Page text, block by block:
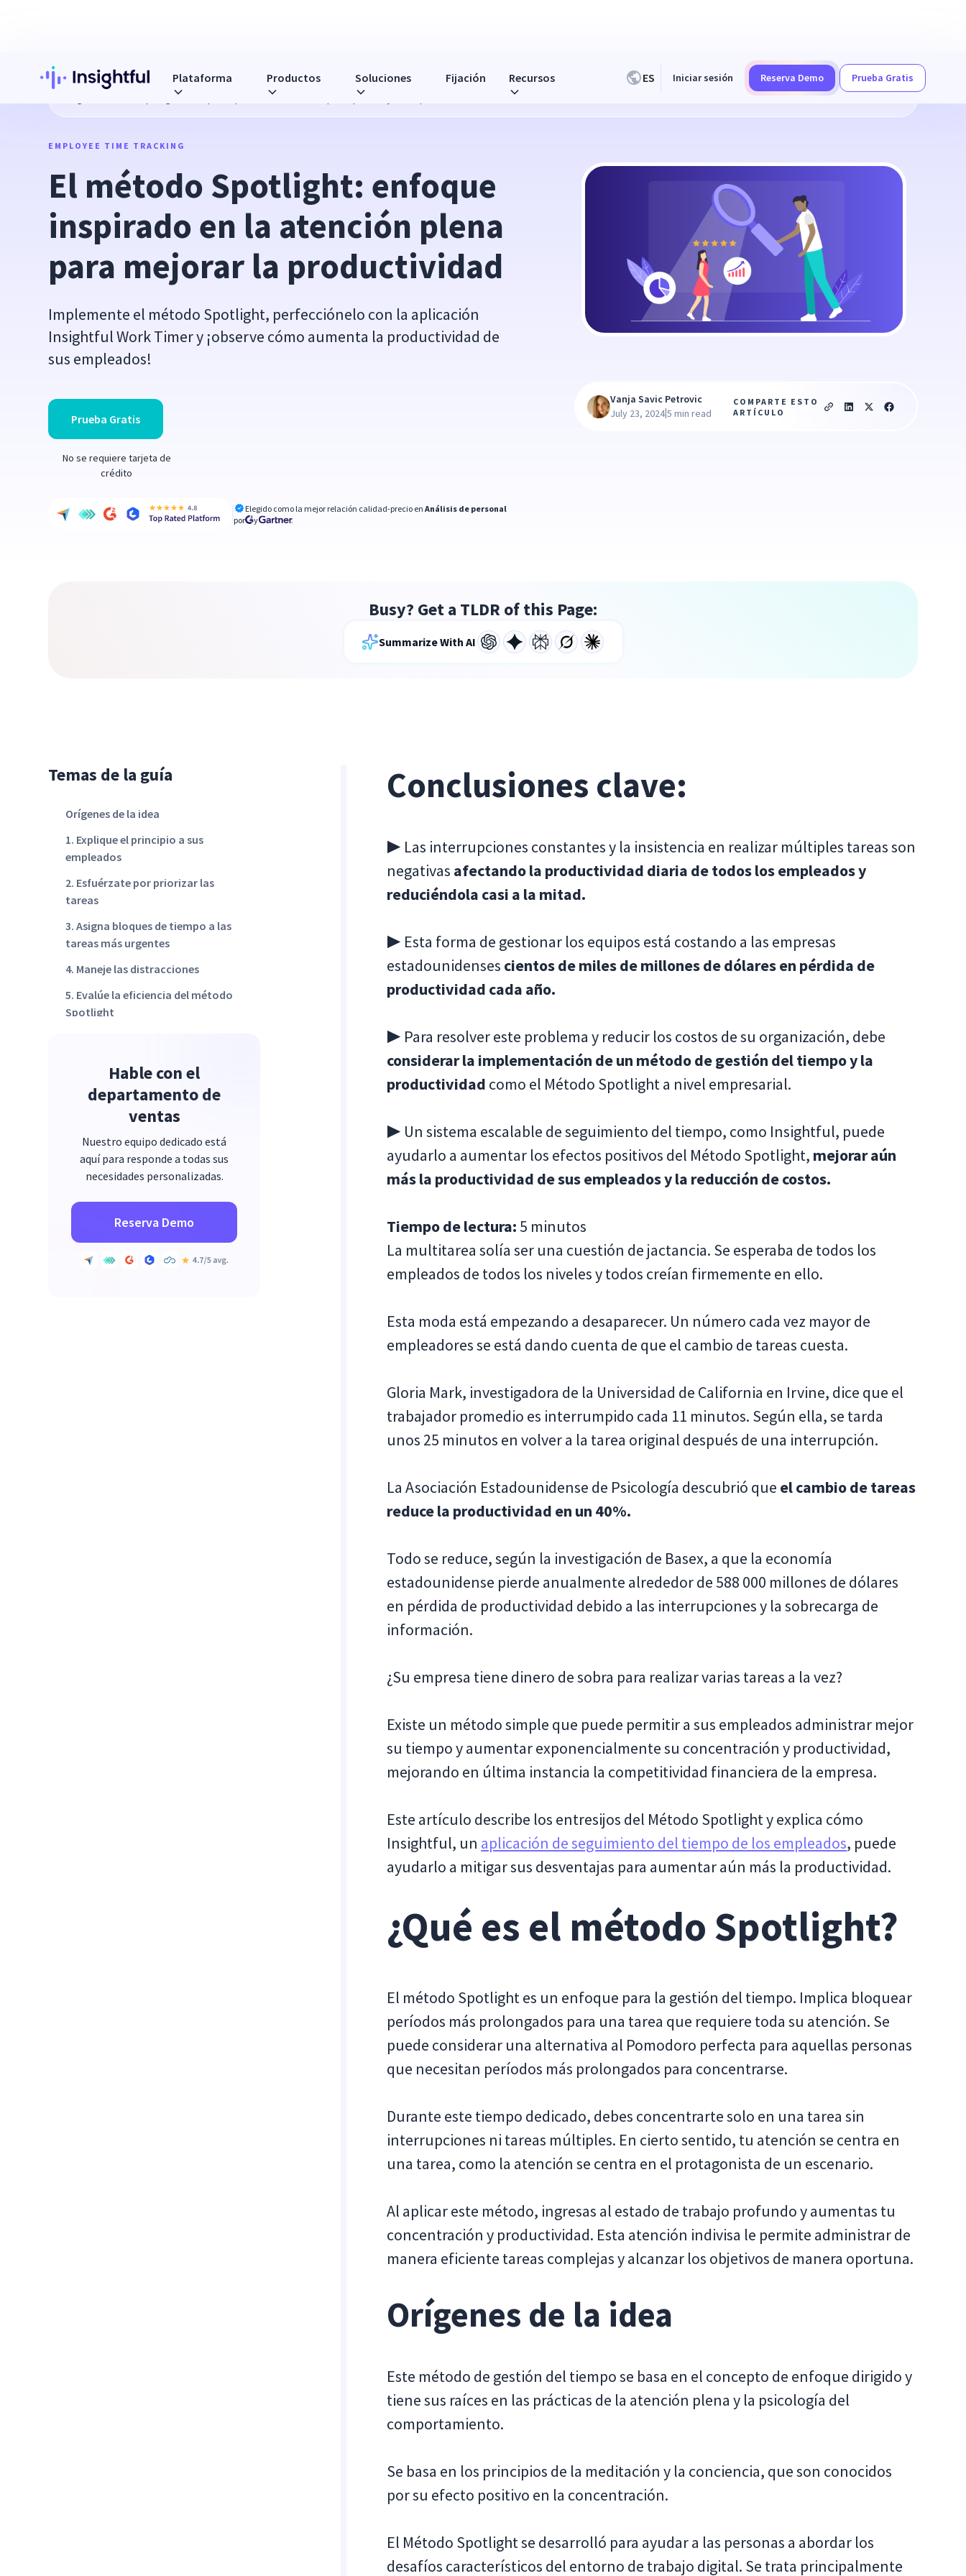
Plataforma Productos Soluciones Fijación Recursos ES Iniciar sesión Reserva Demo
Prueba Gratis
El método Spotlight: enfoque inspirado en la atención plena para mejorar la productividad
EMPLOYEE TIME TRACKING
El método Spotlight: enfoque
inspirado en la atención plena
para mejorar la productividad
Implemente el método Spotlight, perfecciónelo con la aplicación
Insightful Work Timer y ¡observe cómo aumenta la productividad de
sus empleados!
Prueba Gratis
No se requiere tarjeta de
crédito
Elegido como la mejor relación calidad-precio enAnálisis de personal
por
y
Vanja Savic Petrovic
July 23, 2024|5 min read
COMPARTE ESTO
ARTÍCULO
Busy? Get a TLDR of this Page:
Summarize With AI
Temas de la guía
Orígenes de la idea
1. Explique el principio a sus
empleados
2. Esfuérzate por priorizar las
tareas
3. Asigna bloques de tiempo a las
tareas más urgentes
4. Maneje las distracciones
5. Evalúe la eficiencia del método
Spotlight
🔴 Responsabilidad de los
empleados
🔴 Riesgo de sentirse fuera de su
alcance
Hable con el
departamento de
ventas
Nuestro equipo dedicado está
aquí para responde a todas sus
necesidades personalizadas.
Reserva Demo
Conclusiones clave:
▶️ Las interrupciones constantes y la insistencia en realizar múltiples tareas son
negativas afectando la productividad diaria de todos los empleados y
reduciéndola casi a la mitad.
▶️ Esta forma de gestionar los equipos está costando a las empresas
estadounidenses cientos de miles de millones de dólares en pérdida de
productividad cada año.
▶️ Para resolver este problema y reducir los costos de su organización, debe
considerar la implementación de un método de gestión del tiempo y la
productividad como el Método Spotlight a nivel empresarial.
▶️ Un sistema escalable de seguimiento del tiempo, como Insightful, puede
ayudarlo a aumentar los efectos positivos del Método Spotlight, mejorar aún
más la productividad de sus empleados y la reducción de costos.
Tiempo de lectura: 5 minutos
La multitarea solía ser una cuestión de jactancia. Se esperaba de todos los
empleados de todos los niveles y todos creían firmemente en ello.
Esta moda está empezando a desaparecer. Un número cada vez mayor de
empleadores se está dando cuenta de que el cambio de tareas cuesta.
Gloria Mark, investigadora de la Universidad de California en Irvine, dice que el
trabajador promedio es interrumpido cada 11 minutos. Según ella, se tarda
unos 25 minutos en volver a la tarea original después de una interrupción.
La Asociación Estadounidense de Psicología descubrió que el cambio de tareas
reduce la productividad en un 40%.
Todo se reduce, según la investigación de Basex, a que la economía
estadounidense pierde anualmente alrededor de 588 000 millones de dólares
en pérdida de productividad debido a las interrupciones y la sobrecarga de
información.
¿Su empresa tiene dinero de sobra para realizar varias tareas a la vez?
Existe un método simple que puede permitir a sus empleados administrar mejor
su tiempo y aumentar exponencialmente su concentración y productividad,
mejorando en última instancia la competitividad financiera de la empresa.
Este artículo describe los entresijos del Método Spotlight y explica cómo
Insightful, un aplicación de seguimiento del tiempo de los empleados, puede
ayudarlo a mitigar sus desventajas para aumentar aún más la productividad.
¿Qué es el método Spotlight?
El método Spotlight es un enfoque para la gestión del tiempo. Implica bloquear
períodos más prolongados para una tarea que requiere toda su atención. Se
puede considerar una alternativa al Pomodoro perfecta para aquellas personas
que necesitan períodos más prolongados para concentrarse.
Durante este tiempo dedicado, debes concentrarte solo en una tarea sin
interrupciones ni tareas múltiples. En cierto sentido, tu atención se centra en
una tarea, como la atención se centra en el protagonista de un escenario.
Al aplicar este método, ingresas al estado de trabajo profundo y aumentas tu
concentración y productividad. Esta atención indivisa le permite administrar de
manera eficiente tareas complejas y alcanzar los objetivos de manera oportuna.
Orígenes de la idea
Este método de gestión del tiempo se basa en el concepto de enfoque dirigido y
tiene sus raíces en las prácticas de la atención plena y la psicología del
comportamiento.
Se basa en los principios de la meditación y la conciencia, que son conocidos
por su efecto positivo en la concentración.
El Método Spotlight se desarrolló para ayudar a las personas a abordar los
desafíos característicos del entorno de trabajo digital. Se trata principalmente